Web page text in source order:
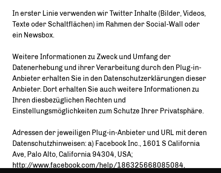
In erster Linie verwenden wir Twitter Inhalte (Bilder, Videos,
Texte oder Schaltflächen) im Rahmen der Social-Wall oder
ein Newsbox.
Weitere Informationen zu Zweck und Umfang der
Datenerhebung und ihrer Verarbeitung durch den Plug-in-
Anbieter erhalten Sie in den Datenschutzerklärungen dieser
Anbieter. Dort erhalten Sie auch weitere Informationen zu
Ihren diesbezüglichen Rechten und
Einstellungsmöglichkeiten zum Schutze Ihrer Privatsphäre.
Adressen der jeweiligen Plug-in-Anbieter und URL mit deren
Datenschutzhinweisen: a) Facebook Inc., 1601 S California
Ave, Palo Alto, California 94304, USA;
http://www.facebook.com/help/186325668085084,